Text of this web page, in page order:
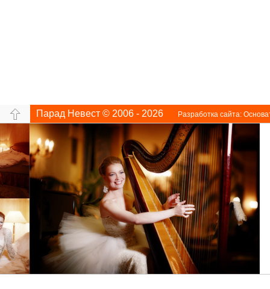
Парад Невест © 2006 - 2026 Разработка сайта: